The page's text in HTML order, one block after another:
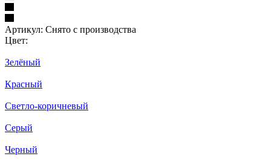
Артикул: Снято с производства
Цвет:
Зелёный
Красный
Светло-коричневый
Серый
Черный